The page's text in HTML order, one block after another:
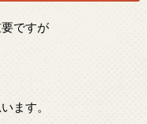
ですが
ます。